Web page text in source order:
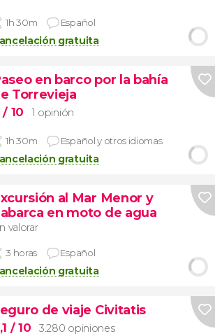
1h 30m Español
gratuita
en barco por la bahía
Torrevieja
/ 10 1 opinión
1h 30m Español y otros idiomas
gratuita
al Mar Menor y
en moto de agua
valorar
3 horas Español
gratuita
de viaje Civitatis
/ 10 3.280 opiniones